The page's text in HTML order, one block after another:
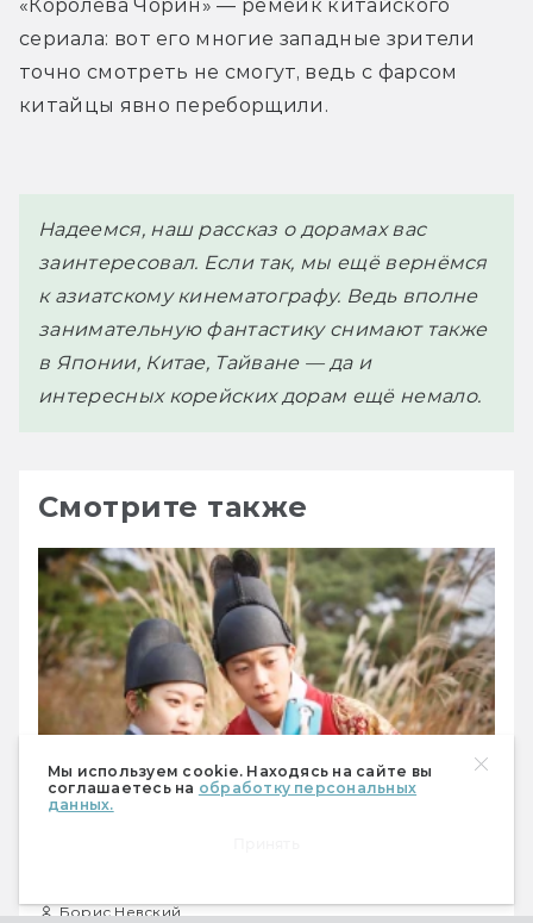
Мы используем cookie. Находясь на сайте вы
соглашаетесь на обработку персональных
данных.
«Королева Чорин» — ремейк китайского
сериала: вот его многие западные зрители
точно смотреть не смогут, ведь с фарсом
китайцы явно переборщили.
Надеемся, наш рассказ о дорамах вас
заинтересовал. Если так, мы ещё вернёмся
к азиатскому кинематографу. Ведь вполне
занимательную фантастику снимают также
в Японии, Китае, Тайване — да и
интересных корейских дорам ещё немало.
Смотрите также
Борис Невский